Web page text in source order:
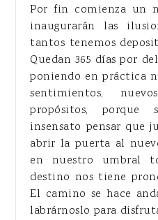
Por fin comienza un
inaugurarán las
tantos tenemos
Quedan 365 días por
poniendo en práctica
sentimientos,
propósitos,
insensato pensar que
abrir la puerta al
en nuestro umbral
destino nos tiene
El camino se hace
labrárnoslo para